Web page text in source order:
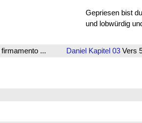
Gepriesen bist
und lobwürdig
... DanielKapitel 03Vers